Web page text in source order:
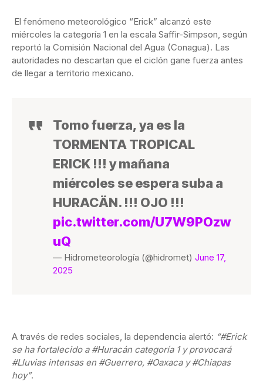
El fenómeno meteorológico “Erick” alcanzó este
miércoles la categoría 1 en la escala Saffir-Simpson, según
reportó la Comisión Nacional del Agua (Conagua). Las
autoridades no descartan que el ciclón gane fuerza antes
de llegar a territorio mexicano.
Tomo fuerza, ya es la
TORMENTA TROPICAL
ERICK !!! y mañana
miércoles se espera suba a
HURACÄN. !!! OJO !!!
pic.twitter.com/U7W9POzw
uQ
— Hidrometeorología (@hidromet) June 17,
2025
A través de redes sociales, la dependencia alertó: “#Erick
se ha fortalecido a #Huracán categoría 1 y provocará
#Lluvias intensas en #Guerrero, #Oaxaca y #Chiapas
hoy”.